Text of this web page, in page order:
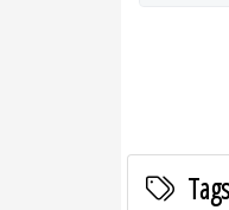
Tags